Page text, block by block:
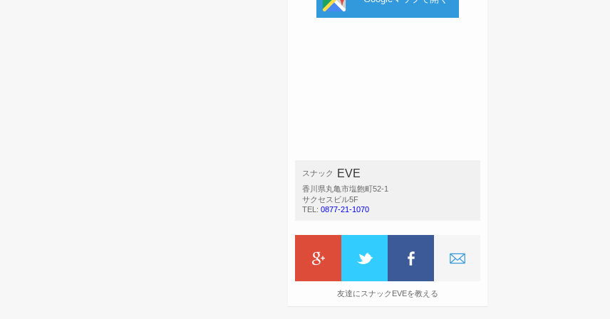
スナック EVE
香川県丸亀市塩飽町52-1
サクセスビル5F
TEL: 0877-21-1070
友達にスナックEVEを教える